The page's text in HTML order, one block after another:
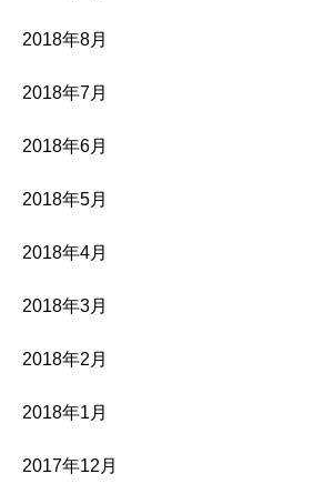
2018年8月
2018年7月
2018年6月
2018年5月
2018年4月
2018年3月
2018年2月
2018年1月
2017年12月